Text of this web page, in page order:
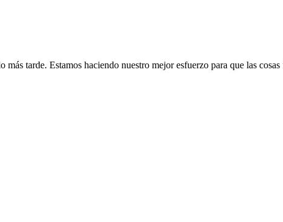
tarde. Estamos haciendo nuestro mejor esfuerzo para que las